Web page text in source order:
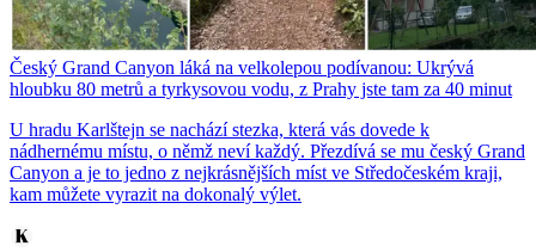
Český Grand Canyon láká na velkolepou podívanou: Ukrývá
hloubku 80 metrů a tyrkysovou vodu, z Prahy jste tam za 40 minut
U hradu Karlštejn se nachází stezka, která vás dovede k
nádhernému místu, o němž neví každý. Přezdívá se mu český Grand
Canyon a je to jedno z nejkrásnějších míst ve Středočeském kraji,
kam můžete vyrazit na dokonalý výlet.